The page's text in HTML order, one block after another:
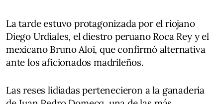
La tarde estuvo protagonizada por el riojano
Diego Urdiales, el diestro peruano Roca Rey y el
mexicano Bruno Aloi, que confirmó alternativa
ante los aficionados madrileños.
Las reses lidiadas pertenecieron a la ganadería